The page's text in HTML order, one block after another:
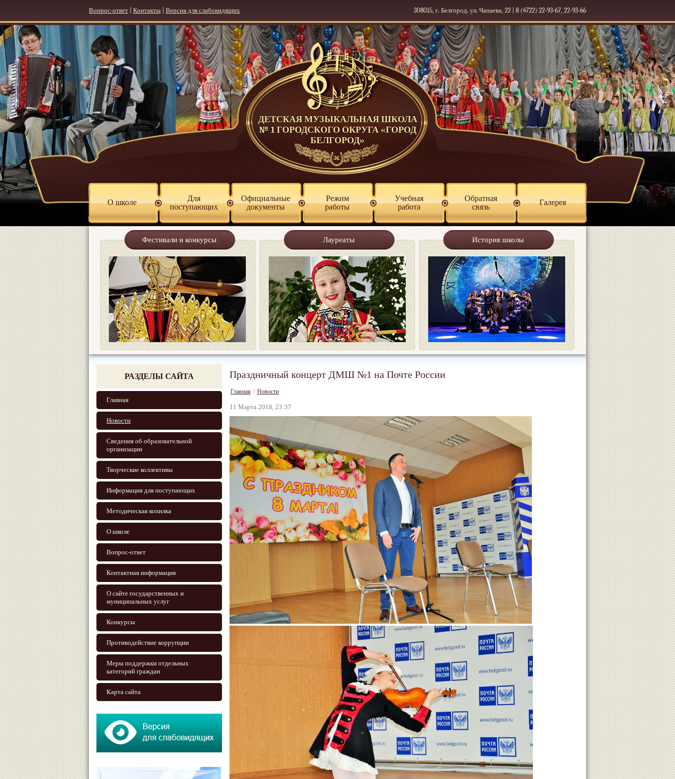
ДЕТСКАЯ МУЗЫКАЛЬНАЯ ШКОЛА
№ 1 ГОРОДСКОГО ОКРУГА «ГОРОД
БЕЛГОРОД»
Вопрос-ответ Контакты Версия для слабовидящих 308015, г. Белгород. ул. Чапаева, 22 | 8 (4722) 22-93-67, 22-93-66
О школе
Для
поступающих
Официальные
документы
Режим
работы
Учебная
работа
Обратная
связь
Галерея
Фестивали и конкурсы Лауреаты История школы
РАЗДЕЛЫ САЙТА
Главная
Новости
Сведения об образовательной
организации
Творческие коллективы
Информация для поступающих
Методическая копилка
О школе
Вопрос-ответ
Контактная информация
О сайте государственных и
муниципальных услуг
Конкурсы
Противодействие коррупции
Меры поддержки отдельных
категорий граждан
Карта сайта
Праздничный концерт ДМШ №1 на Почте России
Главная / Новости
11 Марта 2018, 23:37